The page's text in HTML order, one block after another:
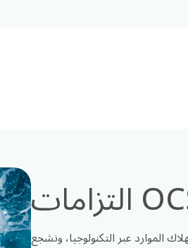
الموارد عبر التكنولوجيا، ونشجع